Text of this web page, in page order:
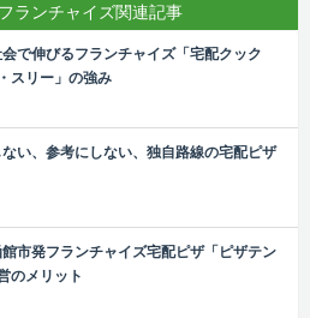
ランチャイズ関連記事
で伸びるフランチャイズ「宅配クック
スリー」の強み
い、参考にしない、独自路線の宅配ピザ
市発フランチャイズ宅配ピザ「ピザテン
のメリット